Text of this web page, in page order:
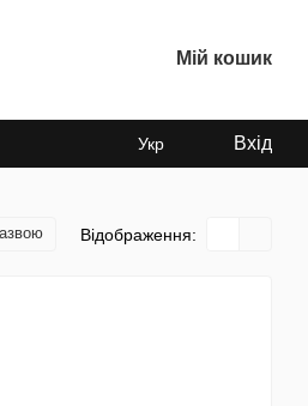
Мій кошик
Укр Вхід
Відображення: